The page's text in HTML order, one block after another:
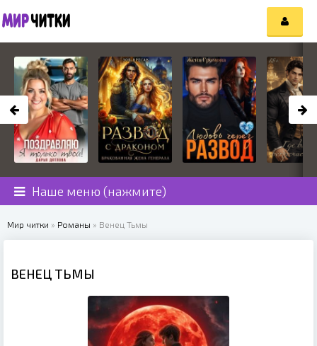
Наше меню (нажмите)
Мир читки » Романы » Венец Тьмы
ВЕНЕЦ ТЬМЫ